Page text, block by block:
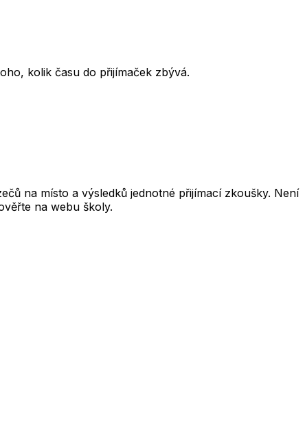
kolik času do přijímaček zbývá.
na místo a výsledků jednotné přijímací zkoušky. Není
na webu školy.